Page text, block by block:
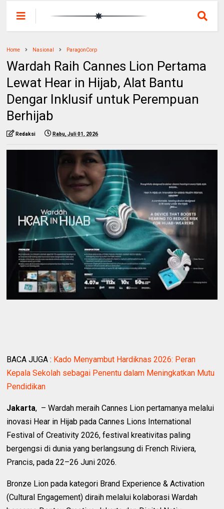
Home Nasional ParagonCorp
Wardah Raih Cannes Lion Pertama
Lewat Hear in Hijab, Alat Bantu
Dengar Inklusif untuk Perempuan
Berhijab
Redaksi Rabu, Juli 01, 2026
BACA JUGA : Kado Menyambut Hardiknas 2026: Peran
Kepala Sekolah sebagai Penentu dalam Meningkatkan Mutu
Pendidikan
Jakarta, – Wardah meraih Cannes Lion pertamanya melalui
inovasi Hear in Hijab pada Cannes Lions International
Festival of Creativity 2026, festival kreativitas paling
bergengsi di dunia yang berlangsung di French Riviera,
Prancis, pada 22–26 Juni 2026.
Bronze Lion pada kategori Brand Experience & Activation
(Cultural Engagement) diraih melalui kolaborasi Wardah